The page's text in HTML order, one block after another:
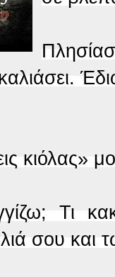
κιόλας»
Τι
σου και